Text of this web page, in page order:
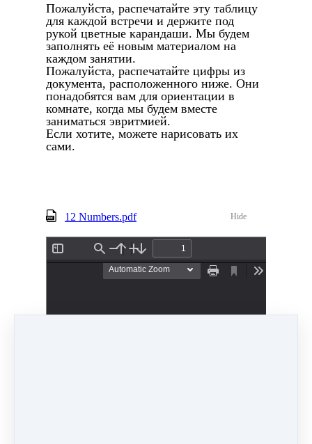
Пожалуйста, распечатайте эту таблицу
для каждой встречи и держите под
рукой цветные карандаши. Мы будем
заполнять её новым материалом на
каждом занятии.
Пожалуйста, распечатайте цифры из
документа, расположенного ниже. Они
понадобятся вам для ориентации в
комнате, когда мы будем вместе
заниматься эвритмией.
Если хотите, можете нарисовать их
сами.
12 Numbers.pdf Hide